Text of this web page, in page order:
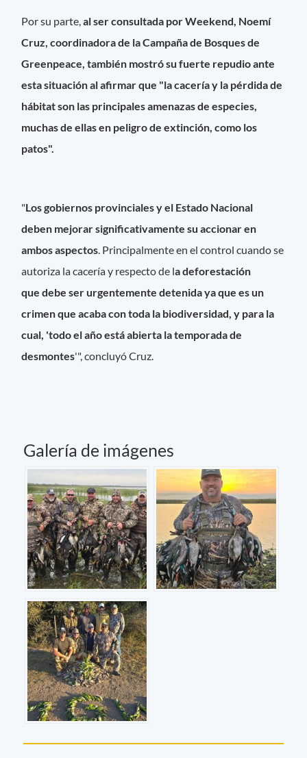
Por su parte,al ser consultada por Weekend, Noemí
Cruz, coordinadora de la Campaña de Bosques de
Greenpeace, también mostró su fuerte repudio ante
esta situación al afirmar que "la cacería y la pérdida de
hábitat son las principales amenazas de especies,
muchas de ellas en peligro de extinción, como los
patos".
"Los gobiernos provinciales y el Estado Nacional
deben mejorar significativamente su accionar en
ambos aspectos. Principalmente en el control cuando se
autoriza la cacería y respecto de la deforestación
que debe ser urgentemente detenida ya que es un
crimen que acaba con toda la biodiversidad, y para la
cual, 'todo el año está abierta la temporada de
desmontes'", concluyó Cruz.
Galería de imágenes